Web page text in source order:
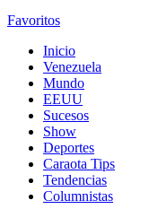
Favoritos
Inicio
Venezuela
Mundo
EEUU
Sucesos
Show
Deportes
Caraota Tips
Tendencias
Columnistas